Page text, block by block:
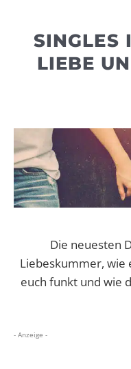
SINGLES
LIEBE
Die neuesten
Liebeskummer, wie
euch funkt und wie
- Anzeige -